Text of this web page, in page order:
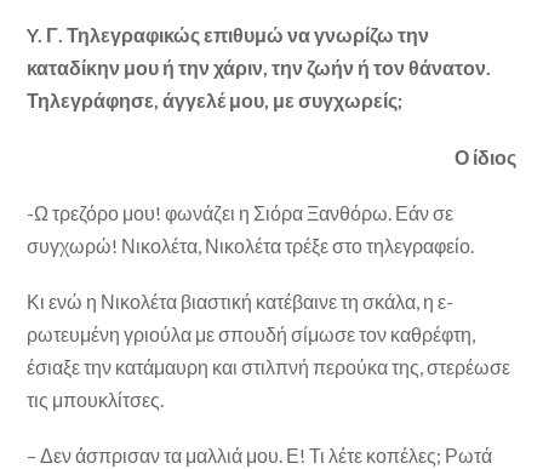
Y. Γ. Τηλεγραφικώς επιθυμώ να γνωρίζω την
καταδίκην μου ή την χάριν, την ζωήν ή τον θάνατον.
Τηλεγράφησε, άγγελέ μου, με συγχωρείς;
Ο ίδιος
-Ω τρεζόρο μου! φωνάζει η Σιόρα Ξανθόρω. Εάν σε
συγχωρώ! Νικολέτα, Νικολέτα τρέξε στο τηλεγραφείο.
Κι ενώ η Νικολέτα βιαστική κατέβαινε τη σκάλα, η ε­
ρωτευμένη γριούλα με σπουδή σίμωσε τον καθρέφτη,
έσιαξε την κατάμαυρη και στιλπνή περούκα της, στερέωσε
τις μπουκλίτσες.
– Δεν άσπρισαν τα μαλλιά μου. Ε! Τι λέτε κοπέλες; Ρω­τά